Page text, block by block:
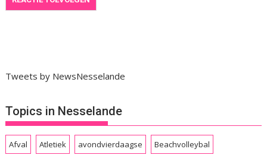
Tweets by NewsNesselande
Topics in Nesselande
Afval Atletiek avondvierdaagse Beachvolleybal